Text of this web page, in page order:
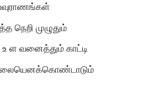
நெறி முழுதும்
ள வனைத்தும் காட்டி